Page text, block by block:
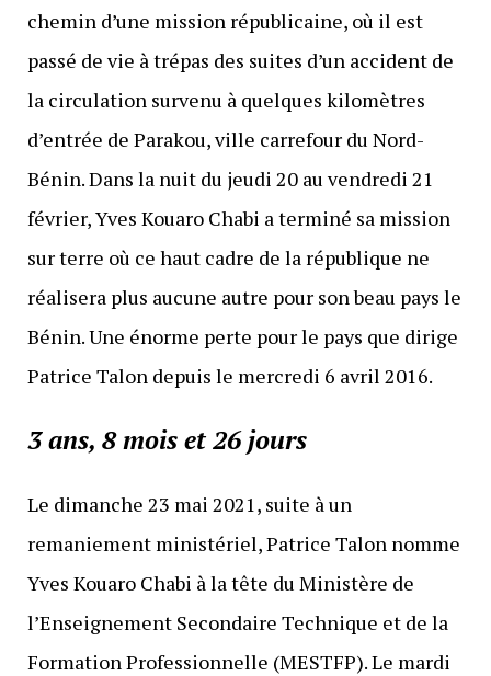
chemin d’une mission républicaine, où il est
passé de vie à trépas des suites d’un accident de
la circulation survenu à quelques kilomètres
d’entrée de Parakou, ville carrefour du Nord-
Bénin. Dans la nuit du jeudi 20 au vendredi 21
février, Yves Kouaro Chabi a terminé sa mission
sur terre où ce haut cadre de la république ne
réalisera plus aucune autre pour son beau pays le
Bénin. Une énorme perte pour le pays que dirige
Patrice Talon depuis le mercredi 6 avril 2016.
3 ans, 8 mois et 26 jours
Le dimanche 23 mai 2021, suite à un
remaniement ministériel, Patrice Talon nomme
Yves Kouaro Chabi à la tête du Ministère de
l’Enseignement Secondaire Technique et de la
Formation Professionnelle (MESTFP). Le mardi